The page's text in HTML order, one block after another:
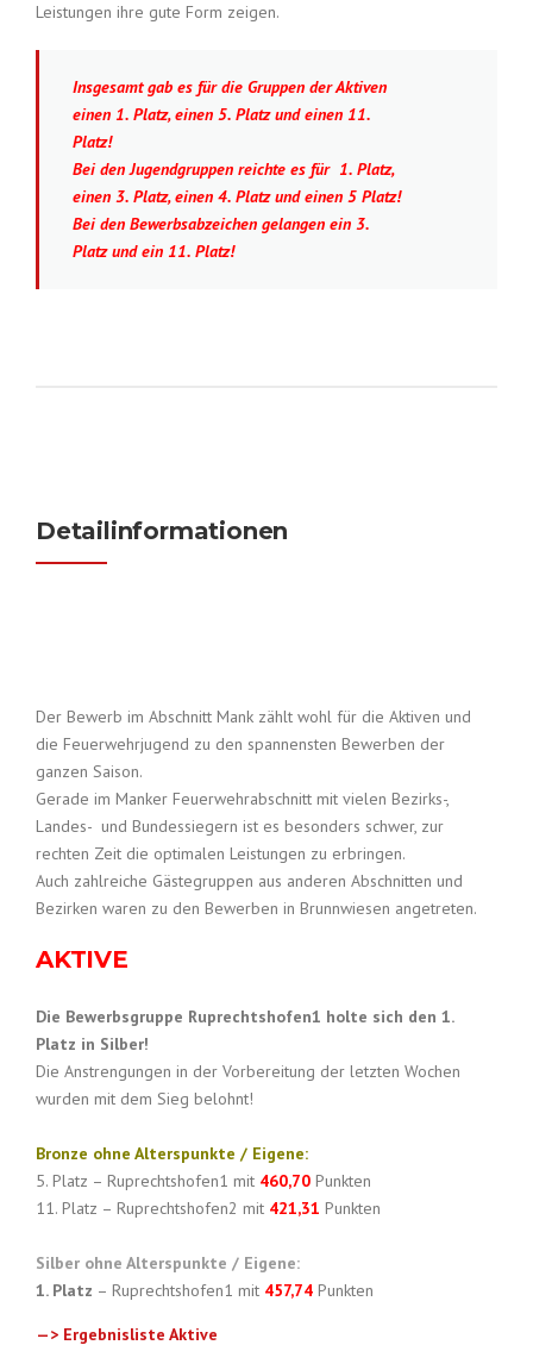
Leistungen ihre gute Form zeigen.
Insgesamt gab es für die Gruppen der Aktiven
einen 1. Platz, einen 5. Platz und einen 11.
Platz!
Bei den Jugendgruppen reichte es für 1. Platz,
einen 3. Platz, einen 4. Platz und einen 5 Platz!
Bei den Bewerbsabzeichen gelangen ein 3.
Platz und ein 11. Platz!
Detailinformationen
Der Bewerb im Abschnitt Mank zählt wohl für die Aktiven und
die Feuerwehrjugend zu den spannensten Bewerben der
ganzen Saison.
Gerade im Manker Feuerwehrabschnitt mit vielen Bezirks-,
Landes- und Bundessiegern ist es besonders schwer, zur
rechten Zeit die optimalen Leistungen zu erbringen.
Auch zahlreiche Gästegruppen aus anderen Abschnitten und
Bezirken waren zu den Bewerben in Brunnwiesen angetreten.
AKTIVE
Die Bewerbsgruppe Ruprechtshofen1 holte sich den 1.
Platz in Silber!
Die Anstrengungen in der Vorbereitung der letzten Wochen
wurden mit dem Sieg belohnt!
Bronze ohne Alterspunkte / Eigene:
5. Platz – Ruprechtshofen1 mit 460,70 Punkten
11. Platz – Ruprechtshofen2 mit 421,31 Punkten
Silber ohne Alterspunkte / Eigene:
1. Platz – Ruprechtshofen1 mit 457,74 Punkten
—> Ergebnisliste Aktive